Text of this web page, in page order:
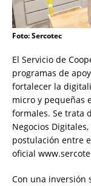
Foto: Sercotec
El Servicio de
programas de
fortalecer la
micro y pequeñas
formales. Se trata
Negocios
postulación entre
oficial
Con una inversión